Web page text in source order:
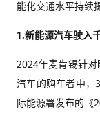
能化交通水平持续
1.新能源汽车驶入
2024年麦肯锡针
汽车的购车者中，
际能源署发布的《